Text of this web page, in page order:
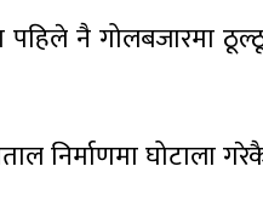
पहिले नै गोलबजारमा
निर्माणमा घोटाला